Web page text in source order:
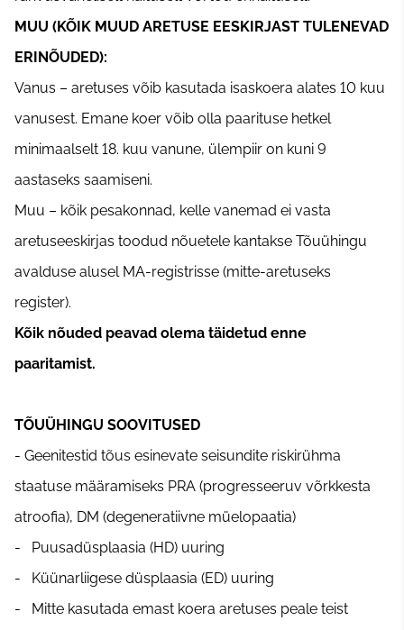
MUU (KÕIK MUUD ARETUSE EESKIRJAST TULENEVAD
ERINÕUDED):
Vanus – aretuses võib kasutada isaskoera alates 10 kuu
vanusest. Emane koer võib olla paarituse hetkel
minimaalselt 18. kuu vanune, ülempiir on kuni 9
aastaseks saamiseni.
Muu – kõik pesakonnad, kelle vanemad ei vasta
aretuseeskirjas toodud nõuetele kantakse Tõuühingu
avalduse alusel MA-registrisse (mitte-aretuseks
register).
Kõik nõuded peavad olema täidetud enne
paaritamist.
TÕUÜHINGU SOOVITUSED
- Geenitestid tõus esinevate seisundite riskirühma
staatuse määramiseks PRA (progresseeruv võrkkesta
atroofia), DM (degeneratiivne müelopaatia)
- Puusadüsplaasia (HD) uuring
- Küünarliigese düsplaasia (ED) uuring
- Mitte kasutada emast koera aretuses peale teist